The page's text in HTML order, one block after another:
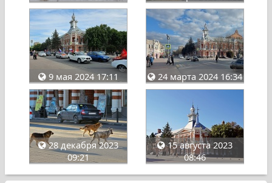
9 мая 2024 17:11 24 марта 2024 16:34
28 декабря 2023
09:21
15 августа 2023
08:46